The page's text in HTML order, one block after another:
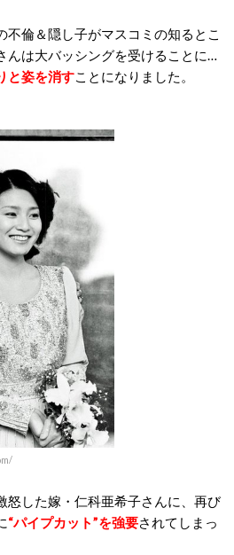
不倫＆隠し子がマスコミの知るとこ
は大バッシングを受けることに…
と姿を消すことになりました。
怒した嫁・仁科亜希子さんに、再び
“パイプカット”を強要されてしまっ